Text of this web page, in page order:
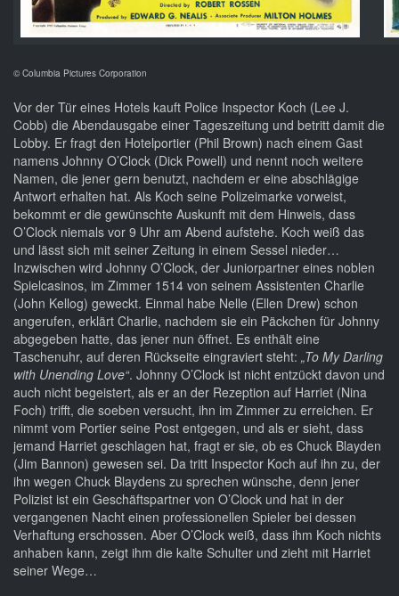
© Columbia Pictures Corporation
Vor der Tür eines Hotels kauft Police Inspector Koch (Lee J.
Cobb) die Abendausgabe einer Tageszeitung und betritt damit die
Lobby. Er fragt den Hotelportier (Phil Brown) nach einem Gast
namens Johnny O’Clock (Dick Powell) und nennt noch weitere
Namen, die jener gern benutzt, nachdem er eine abschlägige
Antwort erhalten hat. Als Koch seine Polizeimarke vorweist,
bekommt er die gewünschte Auskunft mit dem Hinweis, dass
O’Clock niemals vor 9 Uhr am Abend aufstehe. Koch weiß das
und lässt sich mit seiner Zeitung in einem Sessel nieder…
Inzwischen wird Johnny O’Clock, der Juniorpartner eines noblen
Spielcasinos, im Zimmer 1514 von seinem Assistenten Charlie
(John Kellog) geweckt. Einmal habe Nelle (Ellen Drew) schon
angerufen, erklärt Charlie, nachdem sie ein Päckchen für Johnny
abgegeben hatte, das jener nun öffnet. Es enthält eine
Taschenuhr, auf deren Rückseite eingraviert steht: „To My Darling
with Unending Love“. Johnny O’Clock ist nicht entzückt davon und
auch nicht begeistert, als er an der Rezeption auf Harriet (Nina
Foch) trifft, die soeben versucht, ihn im Zimmer zu erreichen. Er
nimmt vom Portier seine Post entgegen, und als er sieht, dass
jemand Harriet geschlagen hat, fragt er sie, ob es Chuck Blayden
(Jim Bannon) gewesen sei. Da tritt Inspector Koch auf ihn zu, der
ihn wegen Chuck Blaydens zu sprechen wünsche, denn jener
Polizist ist ein Geschäftspartner von O’Clock und hat in der
vergangenen Nacht einen professionellen Spieler bei dessen
Verhaftung erschossen. Aber O’Clock weiß, dass ihm Koch nichts
anhaben kann, zeigt ihm die kalte Schulter und zieht mit Harriet
seiner Wege…